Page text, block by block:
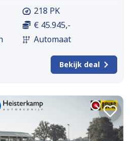
218 PK
€ 45.945,-
Automaat
Bekijk deal